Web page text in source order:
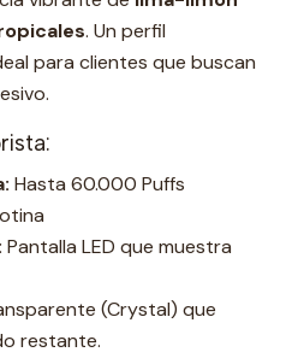
. Un perfil
para clientes que buscan
Hasta 60.000 Puffs
Pantalla LED que muestra
(Crystal) que
restante.